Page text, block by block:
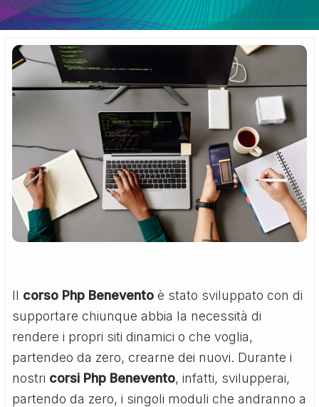
Il corso Php Benevento è stato sviluppato con di
supportare chiunque abbia la necessità di
rendere i propri siti dinamici o che voglia,
partendeo da zero, crearne dei nuovi. Durante i
nostri corsi Php Benevento, infatti, svilupperai,
partendo da zero, i singoli moduli che andranno a